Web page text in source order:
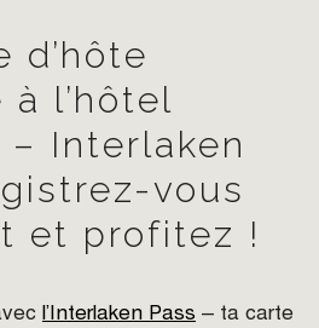
d’hôte
l’hôtel
Interlaken
vous
et profitez !
l’Interlaken Pass – ta carte